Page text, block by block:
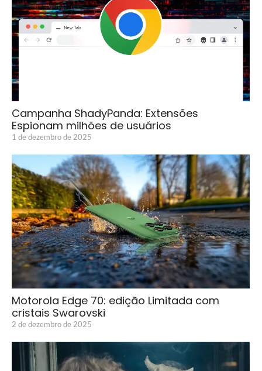
Campanha ShadyPanda: Extensões
Espionam milhões de usuários
1 de dezembro de 2025
Motorola Edge 70: edição Limitada com
cristais Swarovski
2 de dezembro de 2025